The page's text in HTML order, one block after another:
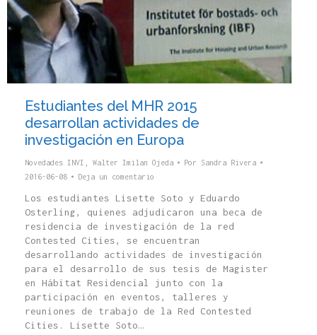
Estudiantes del MHR 2015
desarrollan actividades de
investigación en Europa
Novedades INVI Walter Imilan Ojeda Por Sandra Rivera
2016-06-08
Deja un comentario
Los estudiantes Lisette Soto y Eduardo
Osterling, quienes adjudicaron una beca de
residencia de investigación de la red
Contested Cities, se encuentran
desarrollando actividades de investigación
para el desarrollo de sus tesis de Magister
en Hábitat Residencial junto con la
participación en eventos, talleres y
reuniones de trabajo de la Red Contested
Cities. Lisette Soto…